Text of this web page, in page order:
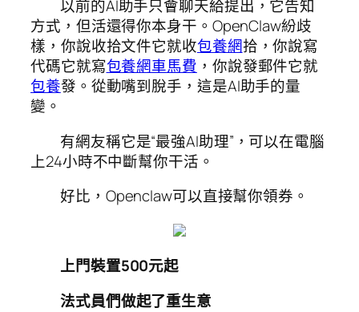
以前的AI助手只會聊天給提出，它告知
方式，但活還得你本身干。OpenClaw紛歧
樣，你說收拾文件它就收包養網拾，你說寫
代碼它就寫包養網車馬費 ，你說發郵件它就
包養發。從動嘴到脫手，這是AI助手的量
變。
有網友稱它是“最強AI助理”，可以在電腦
上24小時不中斷幫你干活。
好比，Openclaw可以直接幫你領券。
上門裝置500元起
法式員們做起了重生意